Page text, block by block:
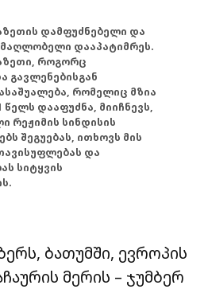
დამფუძნებელი და
დააპატიმრეს.
როგორც
გავლენებისგან
რომელიც მზია
დააფუძნა, მიიჩნევს,
რეჟიმის სინდისის
შეგუებას, ითხოვს მის
და
სიტყვის
ბათუმში, ევროპის
მერის – ჯუმბერ